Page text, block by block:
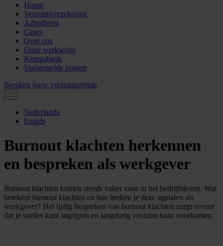
Home
Verzuimverzekering
Arbodienst
Cases
Over ons
Onze werkwijze
Kennisbank
Veelgestelde vragen
Bereken jouw verzuimpremie
...
Nederlands
Engels
Burnout klachten herkennen
en bespreken als werkgever
Burnout klachten komen steeds vaker voor in het bedrijfsleven. Wat
betekent burnout klachten en hoe herken je deze signalen als
werkgever? Het tijdig bespreken van burnout klachten zorgt ervoor
dat je sneller kunt ingrijpen en langdurig verzuim kunt voorkomen.